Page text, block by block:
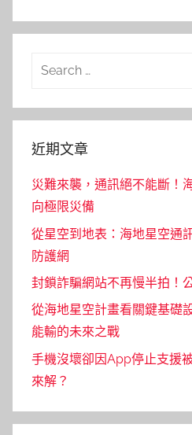
Search
近期文章
災難來襲，通訊絕不能斷！
向極限災備
從星空到地表：海地星空通
防護網
封鎖詐騙網站不再慢半拍！
從海地星空計畫看關鍵基礎
能輸的未來之戰
手機沒壞卻因App停止支援
來解？